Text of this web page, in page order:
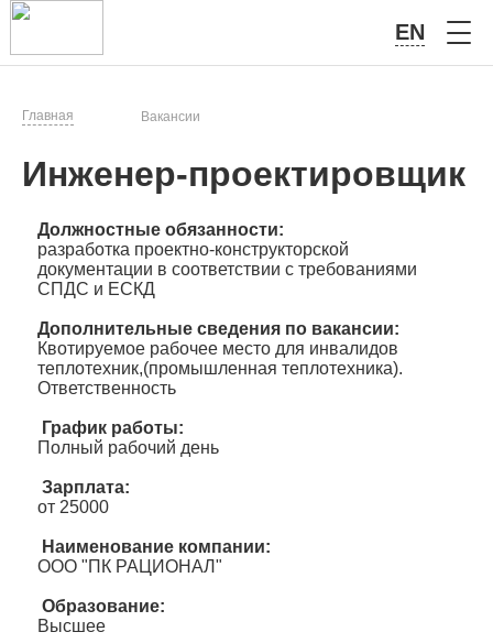
EN
Главная Вакансии
Инженер-проектировщик
Должностные обязанности:
разработка проектно-конструкторской
документации в соответствии с требованиями
СПДС и ЕСКД
Дополнительные сведения по вакансии:
Квотируемое рабочее место для инвалидов
теплотехник,(промышленная теплотехника).
Ответственность
График работы:
Полный рабочий день
Зарплата:
от 25000
Наименование компании:
ООО "ПК РАЦИОНАЛ"
Образование:
Высшее